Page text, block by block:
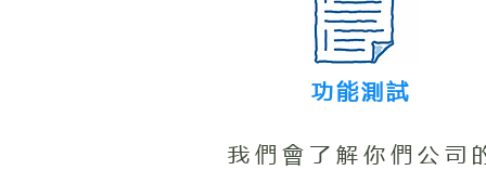
功能測試
我們會了解你們公司